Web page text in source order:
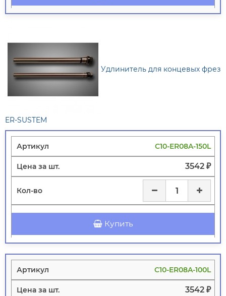
Удлинитель для концевых фрез
ER-SUSTEM
C10-ER08A-150L
3542 ₽
Купить
C10-ER08A-100L
3542 ₽